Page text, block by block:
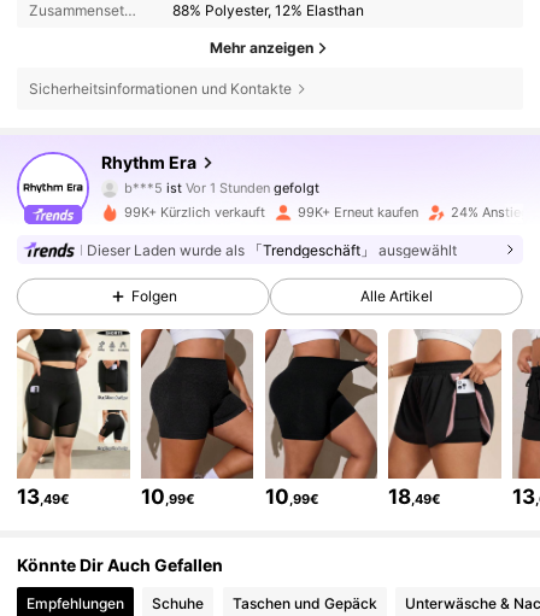
Zusammensetzung:
88% Polyester, 12% Elasthan
Mehr anzeigen
Sicherheitsinformationen und Kontakte
Rhythm Era
b***5istVor 1 Stunden
h***nist am Durchsuchen
4,83
50K Follower
4,83
4,83 50K Follower
4,83 50K Follower
4,83 50K Follower
99K+ Kürzlich verkauft 99K+ Erneut kaufen 24% Anstieg
Dieser Laden wurde als 「Trendgeschäft」 ausgewählt
Folgen Alle Artikel
13,49€ 10,99€ 10,99€ 18,49€ 13
Könnte Dir Auch Gefallen
Empfehlungen Schuhe Taschen und Gepäck Unterwäsche &